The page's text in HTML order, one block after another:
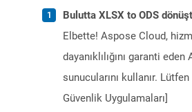
Bulutta XLSX to ODS
Elbette! Aspose Cloud,
dayanıklılığını garanti
sunucularını kullanır.
Güvenlik Uygulamaları]